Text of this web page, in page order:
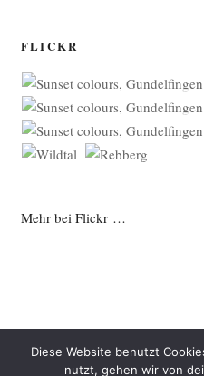
FLICKR
Mehr bei Flickr …
Diese Website benutzt
nutzt, gehen wir von